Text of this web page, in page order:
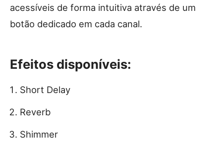
acessíveis de forma intuitiva através de um
botão dedicado em cada canal.
Efeitos disponíveis:
Short Delay
Reverb
Shimmer